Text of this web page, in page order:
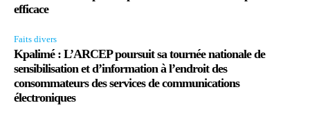
efficace
Faits divers
Kpalimé : L’ARCEP poursuit sa tournée nationale de
sensibilisation et d’information à l’endroit des
consommateurs des services de communications
électroniques